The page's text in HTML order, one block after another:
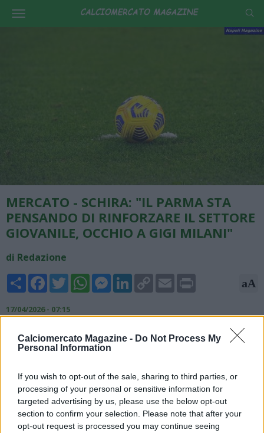
Calciomercato Magazine - Do Not Process My
Personal Information
If you wish to opt-out of the sale, sharing to third parties, or
processing of your personal or sensitive information for
targeted advertising by us, please use the below opt-out
section to confirm your selection. Please note that after your
opt-out request is processed you may continue seeing
MERCATO - SCHIRA: "IL PARMA STA
PENSANDO DI RINFORZARE IL SETTORE
GIOVANILE, OCCHIO A GIGI MILANI"
di Redazione
Share FacebookTwitterWhatsAppMessengerLinkedInCopy
Link
Email aA
17/04/2026 - 07:15
Nicolò Schira, esperto di mercato, rivela su X: "Il Parma sta
pensando di rinforzare il proprio Settore Giovanile (Mattia
rinnovo): occhio al nome di Gigi Milani, attualmente nel Club
Italia e storico scout della Juventus molto apprezzato dal Ceo
Federico Cherubini".